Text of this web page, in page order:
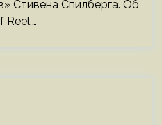
Стивена Спилберга. Об